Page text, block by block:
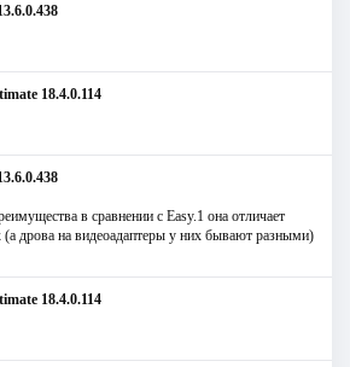
18.4.0.114
в сравнении с Easy.1 она отличает
(а дрова на видеоадаптеры у них бывают разными)
18.4.0.114